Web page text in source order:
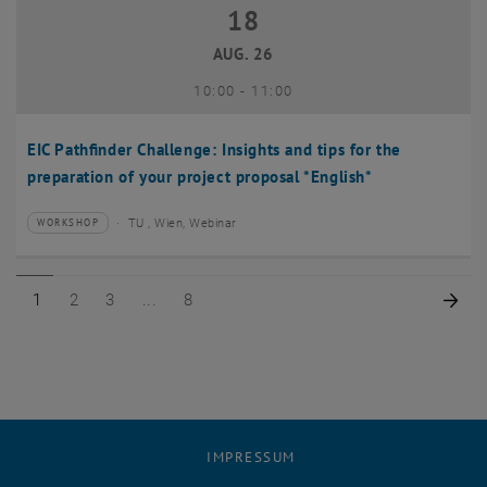
EIC Pathfinder Challenge: Insights and tips for the
preparation of your project proposal *English*
18 August 2026
18
AUG. 26
10:00- bis
11:00
Veranstaltungstyp:
WORKSHOP
Veranstaltungsort:TU , Wien, Webinar
Seite 1 von 8
1 Seite 2 von 8
2 Seite 3 von 8
3 Seite 8 von 8
8
IMPRESSUM